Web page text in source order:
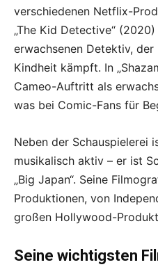
verschiedenen Netflix-
„The Kid Detective“
erwachsenen Detektiv,
Kindheit kämpft. In
Cameo-Auftritt als
was bei Comic-Fans für
Neben der Schauspielerei
musikalisch aktiv – er ist
„Big Japan“. Seine
Produktionen, von
großen Hollywood-
Seine wichtigsten